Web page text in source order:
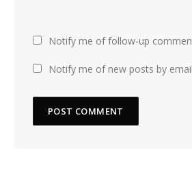
Notify me of follow-up
Notify me of new posts by